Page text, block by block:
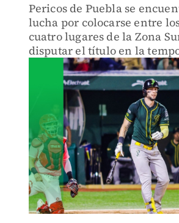
Pericos de Puebla se
lucha por colocarse entre
cuatro lugares de la Zona
disputar el título en la
de la Liga Mexicana de